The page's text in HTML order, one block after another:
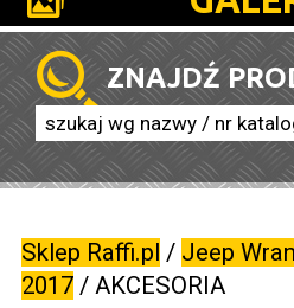
ZNAJDŹ
Sklep Raffi.pl / Jeep
2017/ AKCESORIA